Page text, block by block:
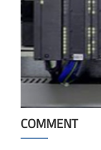
COMMENT